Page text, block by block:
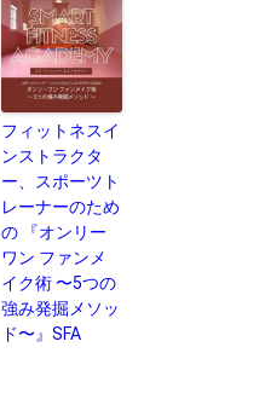
フィットネスイ
ンストラクタ
ー、スポーツト
レーナーのため
の 『オンリー
ワン ファンメ
イク術 〜5つの
強み発掘メソッ
ド〜』SFA